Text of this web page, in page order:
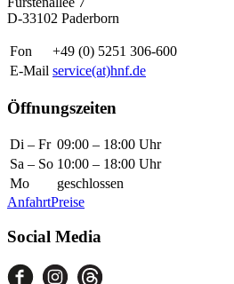
D-33102 Paderborn
Fon
+49 (0) 5251 306-600
E-Mail service(at)hnf.de
Öffnungszeiten
Di – Fr 09:00 – 18:00 Uhr
Sa – So 10:00 – 18:00 Uhr
Mo
geschlossen
AnfahrtPreise
Social Media